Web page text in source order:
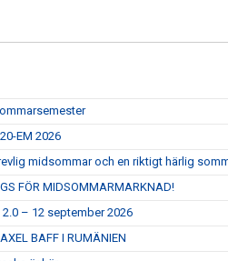
EM 2026
midsommar och en riktigt härlig
FÖR MIDSOMMARMARKNAD!
2.0 – 12 september 2026
BAFF I RUMÄNIEN